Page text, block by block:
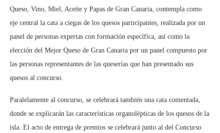
Queso, Vino, Miel, Aceite y Papas de Gran Canaria, contempla como
eje central la cata a ciegas de los quesos participantes, realizada por un
panel de personas expertas con formación específica, así como la
elección del Mejor Queso de Gran Canaria por un panel compuesto por
las personas representantes de las queserías que han presentado sus
quesos al concurso.
Paralelamente al concurso, se celebrará también una cata comentada,
donde se explicarán las características organolépticas de los quesos de la
isla. El acto de entrega de premios se celebrará junto al del Concurso